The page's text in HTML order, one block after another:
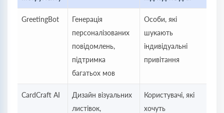
GreetingBot
Генерація
персоналізованих
повідомлень,
підтримка
багатьох мов
Особи, які
шукають
індивідуальні
привітання
CardCraft AI
Дизайн візуальних
листівок,
Користувачі, які
хочуть